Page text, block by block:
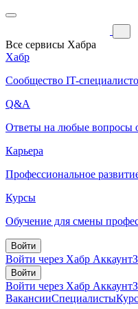
Все сервисы Хабра
Хабр
Сообщество IT-
Q&A
Ответы на любые вопросы
Карьера
Профессиональное
Курсы
Обучение для смены
Войти
Войти через Хабр Аккаунт
Войти
Войти через Хабр Аккаунт
ВакансииСпециалисты